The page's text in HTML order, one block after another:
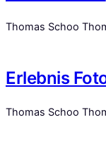
Thomas Schoo
Erlebnis
Thomas Schoo